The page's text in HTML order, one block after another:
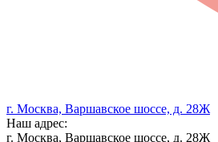
г. Москва, Варшавское шоссе, д. 28Ж
Наш адрес:
г. Москва, Варшавское шоссе, д. 28Ж